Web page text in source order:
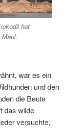
hat
war es ein
und den
die Beute
das wilde
versuchte,